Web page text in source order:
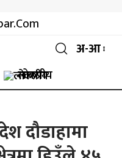
अ-आ
लोकप्रीय
दौडाहामा